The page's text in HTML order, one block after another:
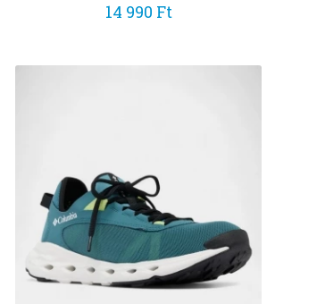
14 990 Ft